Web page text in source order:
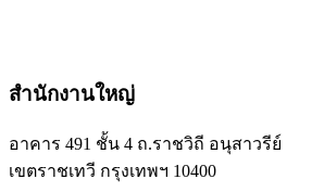
สำนักงานใหญ่
อาคาร 491 ชั้น 4 ถ.ราชวิถี อนุสาวรีย์
เขตราชเทวี กรุงเทพฯ 10400